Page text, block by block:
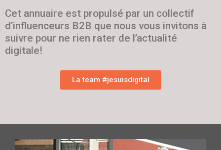
Cet annuaire est propulsé par un collectif
d’influenceurs B2B que nous vous invitons à
suivre pour ne rien rater de l’actualité
digitale!
La team #jesuisdigital